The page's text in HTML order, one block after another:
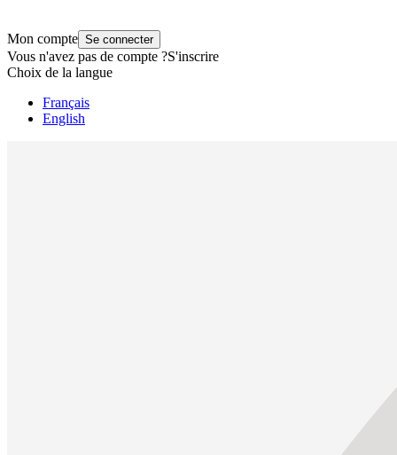
Mon compte Se connecter
Vous n'avez pas de compte ?S'inscrire
Choix de la langue
Français
English